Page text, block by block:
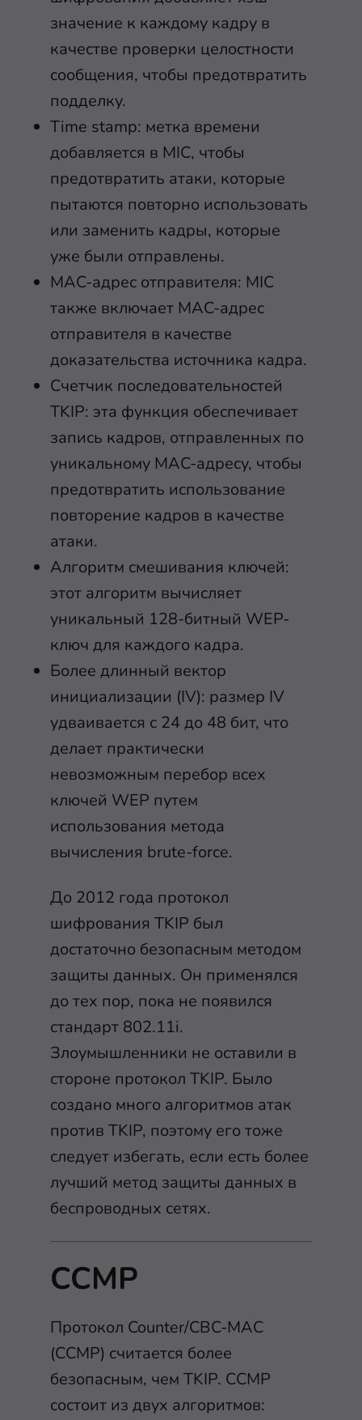
значение к каждому кадру в
качестве проверки целостности
сообщения, чтобы предотвратить
подделку.
Time stamp: метка времени
добавляется в MIC, чтобы
предотвратить атаки, которые
пытаются повторно использовать
или заменить кадры, которые
уже были отправлены.
MAC-адрес отправителя: MIC
также включает MAC-адрес
отправителя в качестве
доказательства источника кадра.
Счетчик последовательностей
TKIP: эта функция обеспечивает
запись кадров, отправленных по
уникальному MAC-адресу, чтобы
предотвратить использование
повторение кадров в качестве
атаки.
Алгоритм смешивания ключей:
этот алгоритм вычисляет
уникальный 128-битный WEP-
ключ для каждого кадра.
Более длинный вектор
инициализации (IV): размер IV
удваивается с 24 до 48 бит, что
делает практически
невозможным перебор всех
ключей WEP путем
использования метода
вычисления brute-force.
До 2012 года протокол
шифрования TKIP был
достаточно безопасным методом
защиты данных. Он применялся
до тех пор, пока не появился
стандарт 802.11i.
Злоумышленники не оставили в
стороне протокол TKIP. Было
создано много алгоритмов атак
против TKIP, поэтому его тоже
следует избегать, если есть более
лучший метод защиты данных в
беспроводных сетях.
CCMP
Протокол Counter/CBC-MAC
(CCMP) считается более
безопасным, чем TKIP. CCMP
состоит из двух алгоритмов: